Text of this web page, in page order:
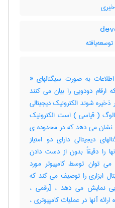
به صورت سیگنالهای «
دودویی را بیان می کنند
شوند الکترونیک دیجیتالی
( قیاسی ) است الکترونیک
نشان می دهد که در محدوده ی
دیجیتالی دارای دو امتیاز
را دقیقاً بدون از دست دادن
توان توسط کامپیوتر مورد
ابزاری را توصیف می کند که
نمایش می دهد ، [رقمی ،
آنها در عملیات کامپیوتری ،